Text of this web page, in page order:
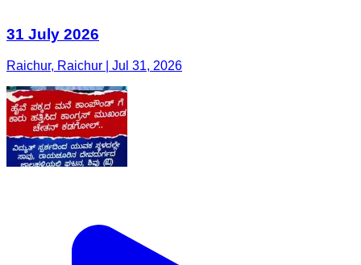
31 July 2026
Raichur, Raichur | Jul 31, 2026